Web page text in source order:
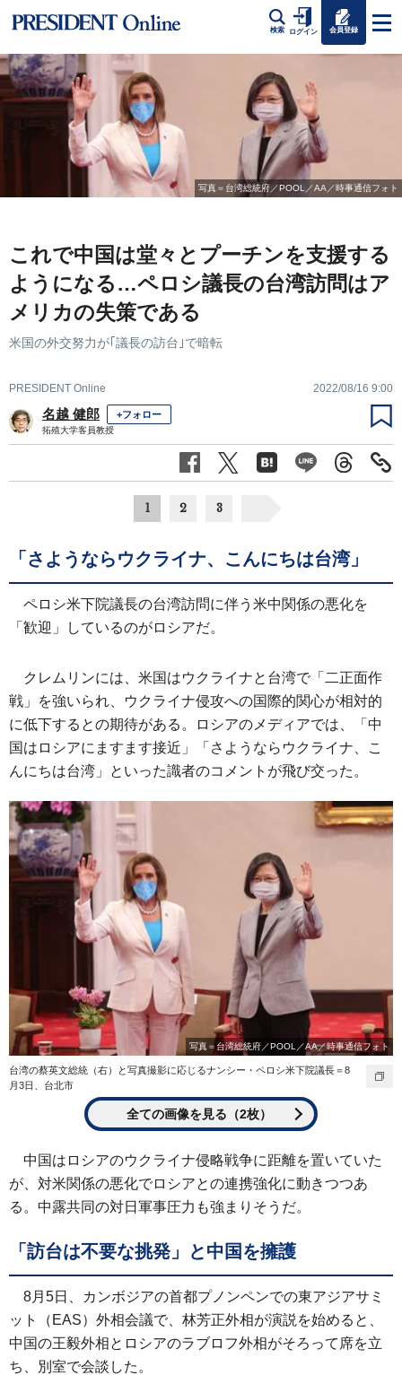
検索 ログイン 会員登録
写真＝台湾総統府／POOL／AA／時事通信フォト
これで中国は堂々とプーチンを支援する
ようになる…ペロシ議長の台湾訪問はア
メリカの失策である
米国の外交努力が｢議長の訪台｣で暗転
PRESIDENT Online 2022/08/16 9:00
名越 健郎 +フォロー
拓殖大学客員教授
1 2 3
「さようならウクライナ、こんにちは台湾」
ペロシ米下院議長の台湾訪問に伴う米中関係の悪化を
「歓迎」しているのがロシアだ。
クレムリンには、米国はウクライナと台湾で「二正面作
戦」を強いられ、ウクライナ侵攻への国際的関心が相対的
に低下するとの期待がある。ロシアのメディアでは、「中
国はロシアにますます接近」「さようならウクライナ、こ
んにちは台湾」といった識者のコメントが飛び交った。
写真＝台湾総統府／POOL／AA／時事通信フォト
台湾の蔡英文総統（右）と写真撮影に応じるナンシー・ペロシ米下院議長＝8
月3日、台北市
全ての画像を見る（2枚）
中国はロシアのウクライナ侵略戦争に距離を置いていた
が、対米関係の悪化でロシアとの連携強化に動きつつあ
る。中露共同の対日軍事圧力も強まりそうだ。
「訪台は不要な挑発」と中国を擁護
8月5日、カンボジアの首都プノンペンでの東アジアサミ
ット（EAS）外相会議で、林芳正外相が演説を始めると、
中国の王毅外相とロシアのラブロフ外相がそろって席を立
ち、別室で会談した。